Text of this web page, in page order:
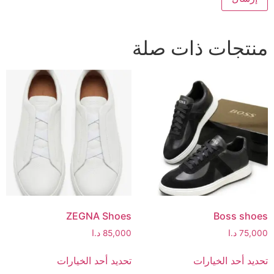
منتجات ذات صلة
Boss shoes
75,000 د.ا
تحديد أحد الخيارات
ZEGNA Shoes
85,000 د.ا
تحديد أحد الخيارات